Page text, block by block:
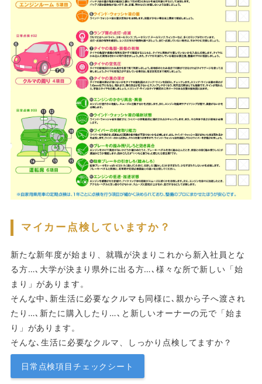
マイカー点検していますか？
新たな新年度が始まり、就職が決まりこれから新入社員とな
る方…､大学が決まり県外に出る方…､様々な所で新しい「始
まり」があります。
そんな中､新生活に必要なクルマも同様に､親から子へ渡され
たり…､新たに購入したり…､と新しいオーナーの元で「始ま
り」があります。
そんな､生活に必要なクルマ、しっかり点検してますか？
日常点検項目チェックシート